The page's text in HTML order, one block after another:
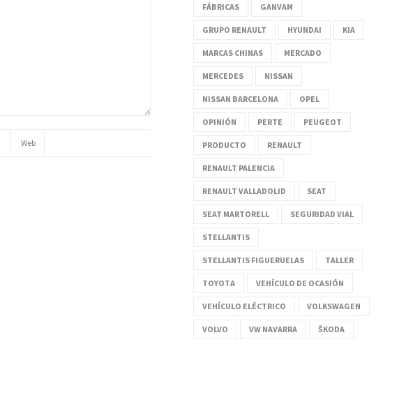
FÁBRICAS GANVAM
GRUPO RENAULT HYUNDAI KIA
MARCAS CHINAS MERCADO
MERCEDES NISSAN
NISSAN BARCELONA OPEL
OPINIÓN PERTE PEUGEOT
PRODUCTO RENAULT
RENAULT PALENCIA
RENAULT VALLADOLID SEAT
SEAT MARTORELL SEGURIDAD VIAL
STELLANTIS
STELLANTIS FIGUERUELAS TALLER
TOYOTA VEHÍCULO DE OCASIÓN
VEHÍCULO ELÉCTRICO VOLKSWAGEN
VOLVO VW NAVARRA ŠKODA